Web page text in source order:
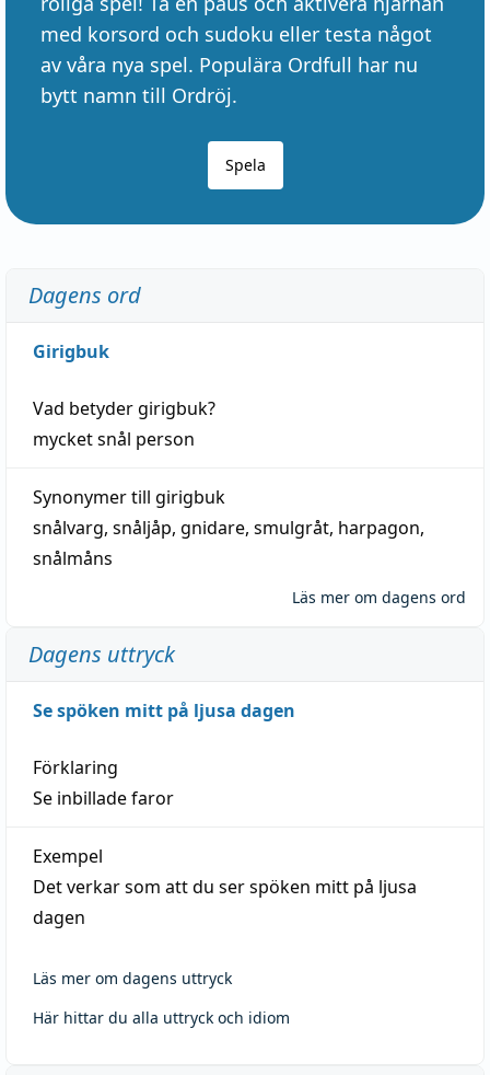
med korsord och sudoku eller testa något
av våra nya spel. Populära Ordfull har nu
bytt namn till Ordröj.
Spela
Dagens ord
Girigbuk
Vad betydergirigbuk?
mycketsnål person
Synonymer till girigbuk
snålvarg, snåljåp, gnidare, smulgråt, harpagon,
snålmåns
Läs mer om dagens ord
Dagens uttryck
Se spöken mitt på ljusa dagen
Förklaring
Se inbillade faror
Exempel
Det verkar som att du ser spöken mitt på ljusa
dagen
Läs mer om dagens uttryck
Här hittar du alla uttryck och idiom